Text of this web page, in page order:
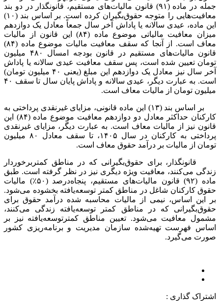
جمله در ماده (۹۱) قانون مالیات‏‌های مستقیم، قانونگذار در دو بند
معافیت‏‌هایی را متوجه حقوق‏‌بگیران کرده است. بر اساس بند (۱۰)
این ماده، عیدی سالانه یا پاداش آخر سال جمعاً معادل یک دوازدهم
میزان معافیت مالیاتی موضوع ماده (۸۴) این قانون از مالیات
معاف است. از آنجا که سقف معافیت مالیات موضوع ماده (۸۴)
قانون مالیات‌‏های مستقیم در قانون بودجه امسال ۴۸۰ میلیون
تومان تعیین شده است، پس سقف معافیت عیدی سالانه یا پاداش
آخر سال نیز معادل یک دوازدهم این مبلغ (یعنی ۴۰ میلیون تومان)
است. به عبارت دیگر، عیدی سالانه و پاداش پایان سال تا سقف ۴۰
میلیون تومان از مالیات معاف است.
بر اساس بند (۱۳) این ماده قانونی، مزایای غیرنقدی پرداختی به
کارکنان حداکثر معادل دو دوازدهم معافیت موضوع ماده (۸۴) این
قانون نیز از مالیات معاف است. به عبارت دیگر، مزایای غیرنقدی
پرداختی به کارکنان در سال ۱۴۰۵، تا سقف معادل ۸۰ میلیون
تومان از مالیات بر درآمد حقوق معاف است.
قانونگذار، برای حقوق‌بگیرانی که در مناطق کمتربرخوردار
زندگی می‏‌کنند، معافیت ویژه‏ دیگری نیز در نظر گرفته است. طبق
ماده (۹۲) قانون مالیات‌های مستقیم، پنجاه‌درصد (۵۰٪) مالیات
حقوق کارکنان شاغل در مناطق کمتر توسعه‌یافته بخشوده می‌شود.
بر این اساس، نیمی از مالیات محاسبه شده درآمد حقوق برای
حقوق‏‌بگیرانی که در مناطق کمتر توسعه‌یافته زندگی می‌‏کنند،
مشمول معافیت می‏‌شود. تعیین مناطق کمترتوسعه‌‏یافته نیز بر
اساس فهرست تهیه‏‌شده سازمان مدیریت و برنامه‌ریزی کشور
صورت می‏‌گیرد.
اشتراک گذاری :